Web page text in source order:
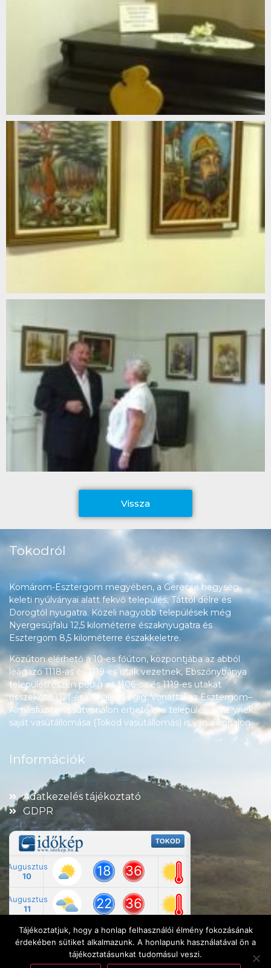
Vissza
Tokodról
Komárom-Esztergom megyében, a Gerecse hegység
keleti nyúlványai alatt fekvő település, Táttól délre és
Dorogtól nyugatra. Közeli nagyobb települések még
Nyergesújfalu 12,5 kilométerre északnyugatra és
Esztergom 8,5 kilométerre északkeletre.
Közúton elérhető a 10-es főúton, központjába az abból
leágazó 1118-as és 1119-es utak vezetnek, Ebszőnybánya
településrészén pedig az 1106-os és 1119-es utakat
összekötő 1121-es út halad végig. Vonattal az Esztergom–
Almásfüzitő-vasútvonalon érhető el a település, amelynek
saját vasútállomása (Tokod vasútállomás) is van a vonalon.
Információk
Adatkezelés tájékoztató
GDPR
Tájékoztatjuk, hogy a honlap felhasználói élmény fokozásának
érdekében sütiket alkalmazunk. A honlapunk használatával ön a
tájékoztatásunkat tudomásul veszi.